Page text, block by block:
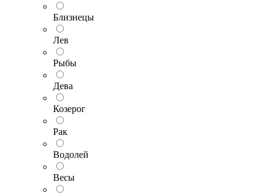
Близнецы
Лев
Рыбы
Дева
Козерог
Рак
Водолей
Весы